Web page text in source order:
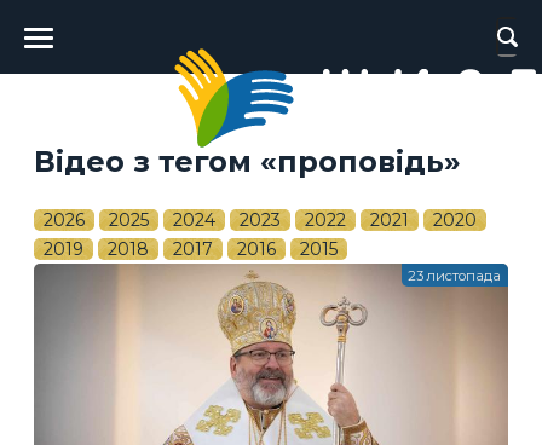
Головне
меню
Відео з тегом «проповідь»
2026 2025 2024 2023 2022 2021
2020
2019
2018 2017 2016 2015
23 листопада